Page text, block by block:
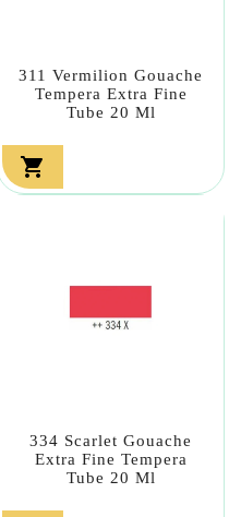
311 Vermilion Gouache
Tempera Extra Fine
Tube 20 Ml

334 Scarlet Gouache
Extra Fine Tempera
Tube 20 Ml